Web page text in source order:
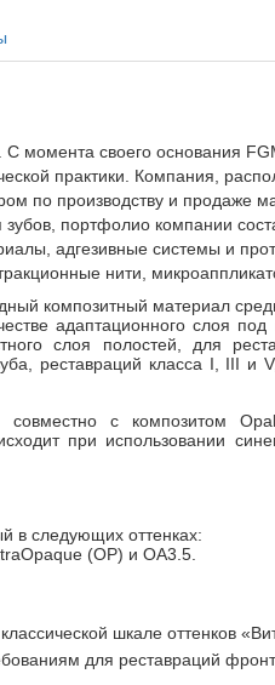
момента своего основания
практики. Компания,
по производству и продаже
портфолио компании
адгезивные системы и
нити,
композитный материал
адаптационного слоя
слоя полостей, для
реставраций класса I, III и
с композитом
при использовании
в следующих оттенках:
(OP) и OA3.5.
шкале оттенков
для реставраций